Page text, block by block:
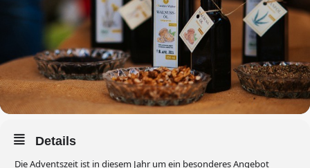
Details
Die Adventszeit ist in diesem Jahr um ein besonderes Angebot